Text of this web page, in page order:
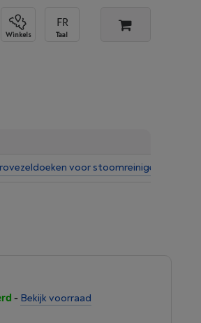
Winkels Taal
voor stoomreiniger
- Bekijk voorraad